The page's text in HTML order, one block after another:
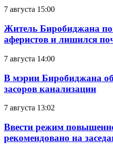
7 августа 15:00
Житель Биробиджана
аферистов и лишился
7 августа 14:00
В мэрии Биробиджана
засоров канализации
7 августа 13:02
Ввести режим
рекомендовано на